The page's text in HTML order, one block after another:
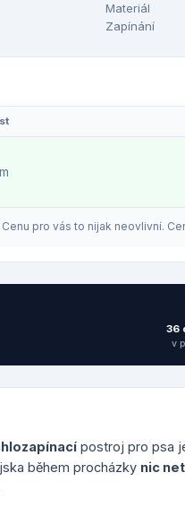
Materiál
Zapínání
pro vás to nijak neovlivní.
36
v
postroj pro psa
během procházky nic